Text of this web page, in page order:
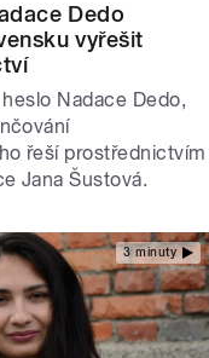
Dedo
vyřešit
Nadace Dedo,
řeší prostřednictvím
Jana Šustová.
3 minuty